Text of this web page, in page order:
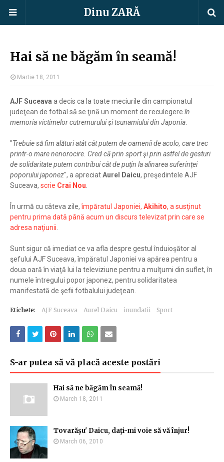
Dinu ZARĂ
Hai să ne băgăm în seamă!
Martie 18, 2011
AJF Suceava a decis ca la toate meciurile din campionatul
judeţean de fotbal să se ţină un moment de reculegere în
memoria victimelor cutremurului şi tsunamiului din Japonia
"Trebuie să fim alături atât cât putem de oamenii de acolo, care trec
printr-o mare nenorocire. Cred că prin sport şi prin astfel de gesturi
de solidaritate putem contribui cât de puţin la alinarea suferinţei
poporului japonez", a apreciatAurel Daicu, preşedintele AJF
Suceava, scrie Crai Nou
În urmă cu câteva zile,împăratul Japoniei, Akihito, a susţinut
pentru prima dată până acum un discurs televizat prin care se
adresa naţiunii
Sunt sigur că imediat ce va afla despre gestul înduioşător al
şefului AJF Suceava, împăratul Japoniei va apărea pentru a
doua oară în viaţă lui la televiziune pentru a mulţumi din suflet, în
numele întregului popor japonez, pentru solidaritatea
manifestată de şefii fotbalului judeţean.
Etichete: AJF Suceava Aurel Daicu inundatii Sport
S-ar putea să vă placă aceste postări
Hai să ne băgăm în seamă!
March 18, 2011
Tovarăşu' Daicu, daţi-mi voie să vă înjur!
March 06, 2010